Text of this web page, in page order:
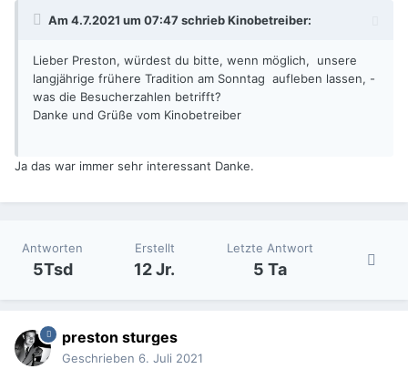
Am 4.7.2021 um 07:47 schriebKinobetreiber:
Lieber Preston, würdest du bitte, wenn möglich, unsere
langjährige frühere Tradition am Sonntag aufleben lassen, -
was die Besucherzahlen betrifft?
Danke und Grüße vom Kinobetreiber
Ja das war immer sehr interessant Danke.
Antworten
5Tsd
Erstellt
12 Jr.
Letzte Antwort
5 Ta
preston sturges
Geschrieben 6. Juli 2021